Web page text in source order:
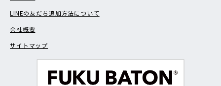
LINEの友だち追加方法について
会社概要
サイトマップ